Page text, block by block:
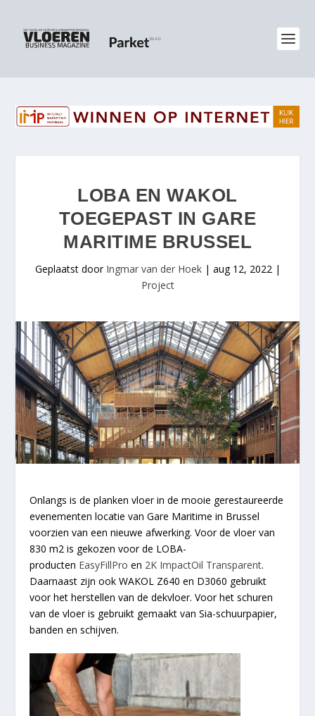
LOBA EN WAKOL
TOEGEPAST IN GARE
MARITIME BRUSSEL
Geplaatst door Ingmar van der Hoek| aug 12, 2022|
Project
Onlangs is de planken vloer in de mooie gerestaureerde
evenementen locatie van Gare Maritime in Brussel
voorzien van een nieuwe afwerking. Voor de vloer van
830 m2 is gekozen voor de LOBA-
producten EasyFillPro en 2K ImpactOil Transparent.
Daarnaast zijn ook WAKOL Z640 en D3060 gebruikt
voor het herstellen van de dekvloer. Voor het schuren
van de vloer is gebruikt gemaakt van Sia-schuurpapier,
banden en schijven.